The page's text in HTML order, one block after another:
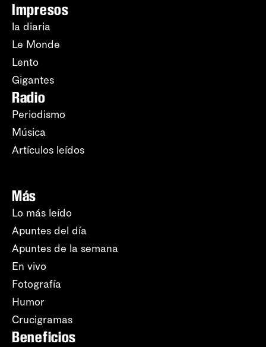
Impresos
la diaria
Le Monde
Lento
Gigantes
Radio
Periodismo
Música
Artículos leídos
Más
Lo más leído
Apuntes del día
Apuntes de la semana
En vivo
Fotografía
Humor
Crucigramas
Beneficios